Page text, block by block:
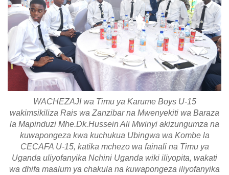
WACHEZAJI wa Timu ya Karume Boys U-15
wakimsikiliza Rais wa Zanzibar na Mwenyekiti wa Baraza
la Mapinduzi Mhe.Dk.Hussein Ali Mwinyi akizungumza na
kuwapongeza kwa kuchukua Ubingwa wa Kombe la
CECAFA U-15, katika mchezo wa fainali na Timu ya
Uganda uliyofanyika Nchini Uganda wiki iliyopita, wakati
wa dhifa maalum ya chakula na kuwapongeza iliyofanyika